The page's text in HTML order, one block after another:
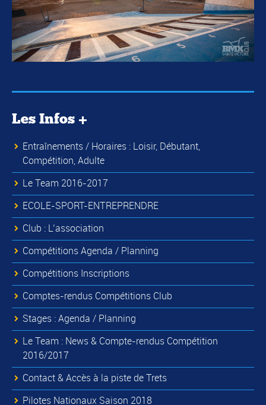
Les Infos +
Entraînements / Horaires : Loisir, Débutant,
Compétition, Adulte
Le Team 2016-2017
ECOLE-SPORT-ENTREPRENDRE
Club : L’association
Compétitions Agenda / Planning
Compétitions Inscriptions
Comptes-rendus Compétitions Club
Stages : Agenda / Planning
Le Team : News & Compte-rendus Compétition
2016/2017
Contact & Accès à la piste de Trets
Pilotes Nationaux Saison 2018